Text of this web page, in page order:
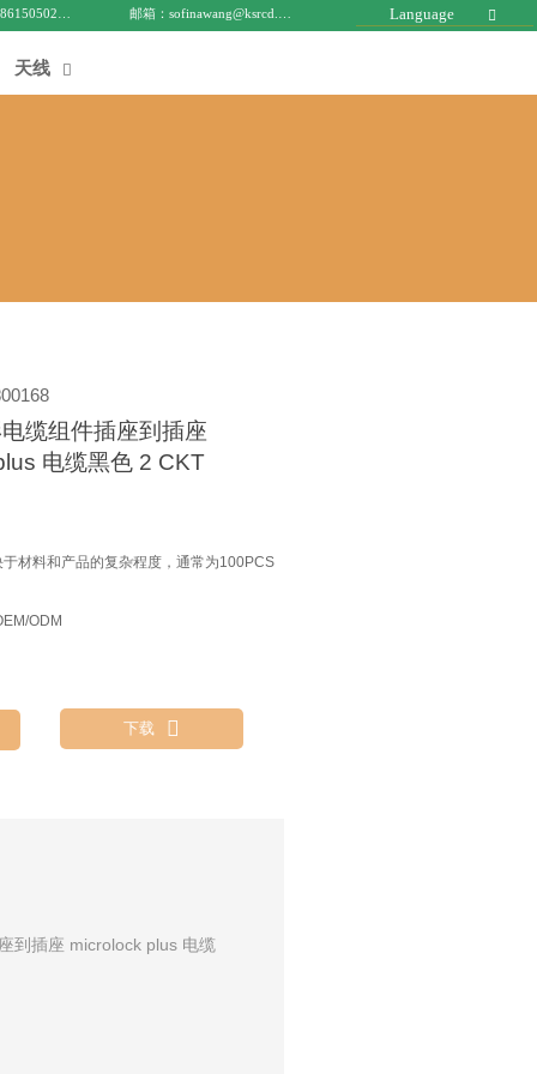
Language 
天线 
缆组件插座到插座
电缆黑色 2 CKT
于材料和产品的复杂程度，通常为100PCS
ODM
下载 
到插座 microlock plus 电缆